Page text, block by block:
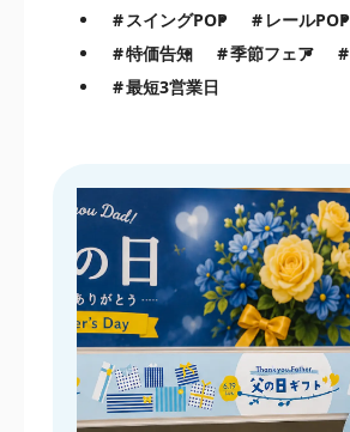
スイングPOP レールPOP
特価告知
季節フェア
最短3営業日